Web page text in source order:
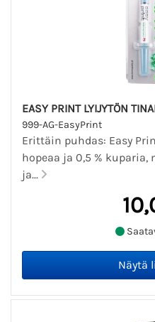
EASY PRINT LYIJYTÖN
999-AG-EasyPrint
Erittäin puhdas: Easy
hopeaa ja 0,5 %
ja...